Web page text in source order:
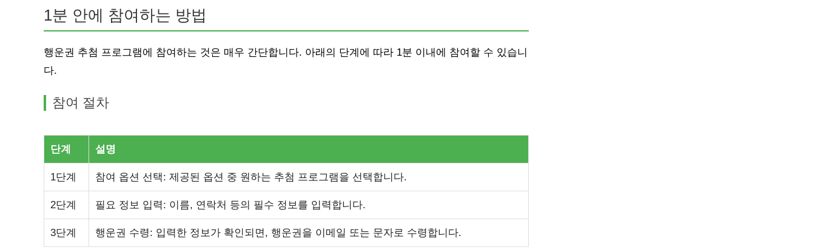
1분 안에 참여하는 방법
행운권 추첨 프로그램에 참여하는 것은 매우 간단합니다. 아래의 단계에 따라 1분 이내에 참여할 수 있습니
다.
참여 절차
단계 설명
1단계 참여 옵션 선택: 제공된 옵션 중 원하는 추첨 프로그램을 선택합니다.
2단계 필요 정보 입력: 이름, 연락처 등의 필수 정보를 입력합니다.
3단계 행운권 수령: 입력한 정보가 확인되면, 행운권을 이메일 또는 문자로 수령합니다.